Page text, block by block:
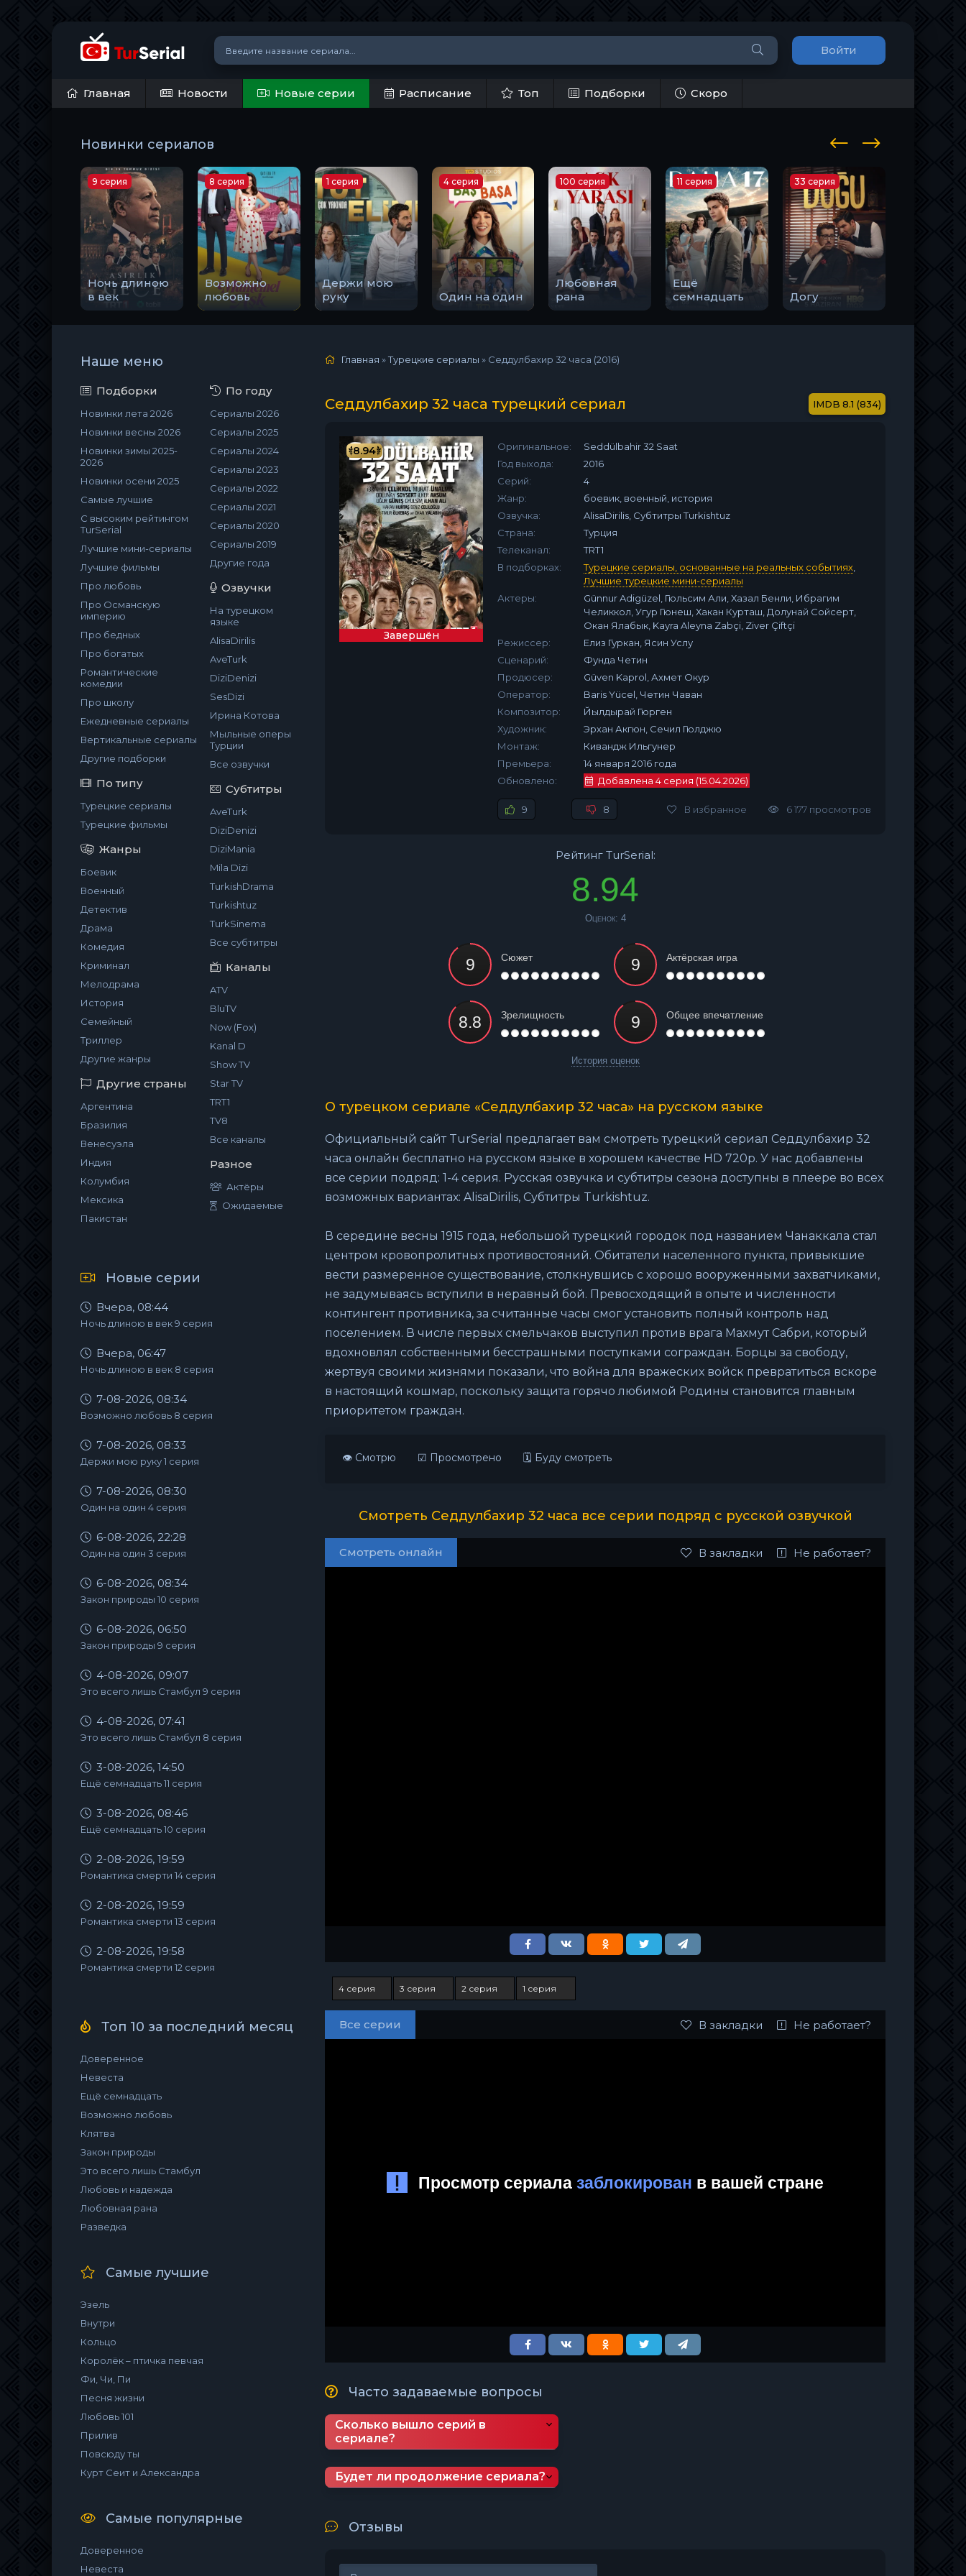
Войти
Главная Новости Новые серии Расписание Топ Подборки Скоро
Новинки сериалов
Ночь длиною
в век
9 серия
Возможно
любовь
8 серия
Держи мою
руку
1 серия
Один на один
4 серия
Любовная
рана
100 серия
Ещё
семнадцать
11 серия
Догу
33 серия
Наше меню
Подборки
Новинки лета 2026
Новинки весны 2026
Новинки зимы 2025-
2026
Новинки осени 2025
Самые лучшие
С высоким рейтингом
TurSerial
Лучшие мини-сериалы
Лучшие фильмы
Про любовь
Про Османскую
империю
Про бедных
Про богатых
Романтические
комедии
Про школу
Ежедневные сериалы
Вертикальные сериалы
Другие подборки
По типу
Турецкие сериалы
Турецкие фильмы
Жанры
Боевик
Военный
Детектив
Драма
Комедия
Криминал
Мелодрама
История
Семейный
Триллер
Другие жанры
Другие страны
Аргентина
Бразилия
Венесуэла
Индия
Колумбия
Мексика
Пакистан
По году
Сериалы 2026
Сериалы 2025
Сериалы 2024
Сериалы 2023
Сериалы 2022
Сериалы 2021
Сериалы 2020
Сериалы 2019
Другие года
Озвучки
На турецком
языке
AlisaDirilis
AveTurk
DiziDenizi
SesDizi
Ирина Котова
Мыльные оперы
Турции
Все озвучки
Субтитры
AveTurk
DiziDenizi
DiziMania
Mila Dizi
TurkishDrama
Turkishtuz
TurkSinema
Все субтитры
Каналы
ATV
BluTV
Now (Fox)
Kanal D
Show TV
Star TV
TRT1
TV8
Все каналы
Разное
Актёры
Ожидаемые
Новые серии
Вчера, 08:44
Ночь длиною в век 9 серия
Вчера, 06:47
Ночь длиною в век 8 серия
7-08-2026, 08:34
Возможно любовь 8 серия
7-08-2026, 08:33
Держи мою руку 1 серия
7-08-2026, 08:30
Один на один 4 серия
6-08-2026, 22:28
Один на один 3 серия
6-08-2026, 08:34
Закон природы 10 серия
6-08-2026, 06:50
Закон природы 9 серия
4-08-2026, 09:07
Это всего лишь Стамбул 9 серия
4-08-2026, 07:41
Это всего лишь Стамбул 8 серия
3-08-2026, 14:50
Ещё семнадцать 11 серия
3-08-2026, 08:46
Ещё семнадцать 10 серия
2-08-2026, 19:59
Романтика смерти 14 серия
2-08-2026, 19:59
Романтика смерти 13 серия
2-08-2026, 19:58
Романтика смерти 12 серия
Топ 10 за последний месяц
Доверенное
Невеста
Ещё семнадцать
Возможно любовь
Клятва
Закон природы
Это всего лишь Стамбул
Любовь и надежда
Любовная рана
Разведка
Самые лучшие
Эзель
Внутри
Кольцо
Королёк – птичка певчая
Фи, Чи, Пи
Песня жизни
Любовь 101
Прилив
Повсюду ты
Курт Сеит и Александра
Самые популярные
Доверенное
Невеста
Главная »Турецкие сериалы » Седдулбахир 32 часа (2016)
Седдулбахир 32 часа турецкий сериал 8.1 (834)
8.94
Завершён
Оригинальное:
Seddülbahir 32 Saat
Год выхода:
2016
Серий:
4
Жанр:
боевик, военный, история
Озвучка:
AlisaDirilis, Субтитры Turkishtuz
Страна:
Турция
Телеканал:
TRT1
В подборках:
Турецкие сериалы, основанные на реальных событиях
Лучшие турецкие мини-сериалы
Актеры:
Günnur Adigüzel, Гюльсим Али, Хазал Бенли, Ибрагим
Челиккол, Угур Гюнеш, Хакан Курташ, Долунай Сойсерт,
Окан Ялабык, Kayra Aleyna Zabçi, Ziver Çiftçi
Режиссер:
Елиз Гуркан, Ясин Услу
Сценарий:
Фунда Четин
Продюсер:
Güven Kaprol, Ахмет Окур
Оператор:
Baris Yücel, Четин Чаван
Композитор:
Йылдырай Гюрген
Художник:
Эрхан Акгюн, Сечил Гюлджю
Монтаж:
Кивандж Ильгунер
Премьера:
14 января 2016 года
Обновлено:
Добавлена 4 серия (15.04.2026)
9 8 В избранное 6 177 просмотров
Рейтинг TurSerial:
8.94
Оценок: 4
Сюжет Актёрская игра
Зрелищность Общее впечатление
История оценок
О турецком сериале «Седдулбахир 32 часа» на русском языке
Официальный сайт TurSerial предлагает вам смотреть турецкий сериал Седдулбахир 32
часа онлайн бесплатно на русском языке в хорошем качестве HD 720p. У нас добавлены
все серии подряд: 1-4 серия. Русская озвучка и субтитры сезона доступны в плеере во всех
возможных вариантах: AlisaDirilis, Субтитры Turkishtuz.
В середине весны 1915 года, небольшой турецкий городок под названием Чанаккала стал
центром кровопролитных противостояний. Обитатели населенного пункта, привыкшие
вести размеренное существование, столкнувшись с хорошо вооруженными захватчиками,
не задумываясь вступили в неравный бой. Превосходящий в опыте и численности
контингент противника, за считанные часы смог установить полный контроль над
поселением. В числе первых смельчаков выступил против врага Махмут Сабри, который
вдохновлял собственными бесстрашными поступками сограждан. Борцы за свободу,
жертвуя своими жизнями показали, что война для вражеских войск превратиться вскоре
в настоящий кошмар, поскольку защита горячо любимой Родины становится главным
приоритетом граждан.
👁 Смотрю ☑ Просмотрено 🗓 Буду смотреть
Смотреть Седдулбахир 32 часа все серии подряд с русской озвучкой
Смотреть онлайн В закладки Не работает?
4 серия 3 серия 2 серия 1 серия
Все серии В закладки Не работает?
Часто задаваемые вопросы
Сколько вышло серий в
сериале?
Будет ли продолжение сериала?
Отзывы